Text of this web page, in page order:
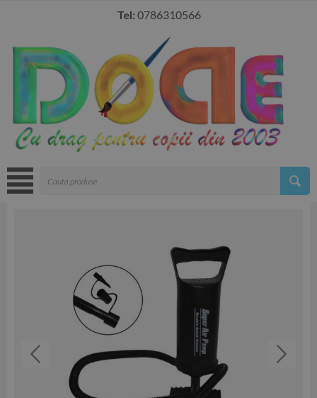
Tel: 0786310566